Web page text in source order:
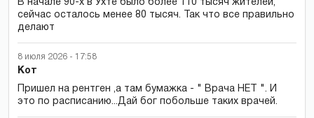
В начале 90-х в Ухте было более 110 тысяч жителей,
сейчас осталось менее 80 тысяч. Так что все правильно
делают
8 июля 2026 - 17:58
Кот
Пришел на рентген ,а там бумажка - " Врача НЕТ ". И
это по расписанию...Дай бог побольше таких врачей.